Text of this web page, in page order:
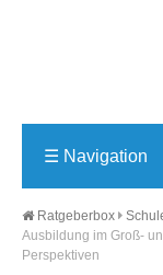
☰ Navigation
Ratgeberbox
Ausbildung im Groß-
Perspektiven